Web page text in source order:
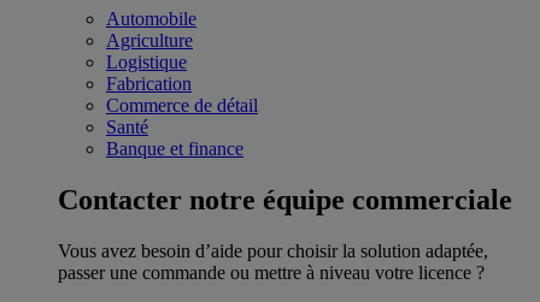
Automobile
Agriculture
Logistique
Fabrication
Commerce de détail
Santé
Banque et finance
Contacter notre équipe commerciale
Vous avez besoin d’aide pour choisir la solution adaptée,
passer une commande ou mettre à niveau votre licence ?